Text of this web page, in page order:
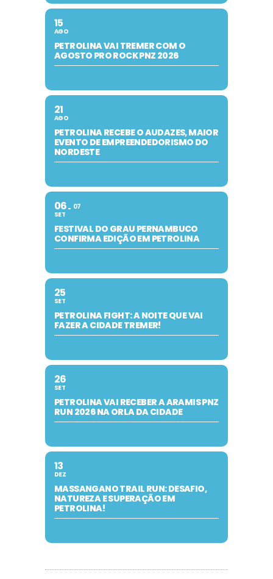
15
AGO
PETROLINA VAI TREMER COM O
AGOSTO PRO ROCK PNZ 2026
21
AGO
PETROLINA RECEBE O AUDAZES, MAIOR
EVENTO DE EMPREENDEDORISMO DO
NORDESTE
06
SET
07
FESTIVAL DO GRAU PERNAMBUCO
CONFIRMA EDIÇÃO EM PETROLINA
25
SET
PETROLINA FIGHT: A NOITE QUE VAI
FAZER A CIDADE TREMER!
26
SET
PETROLINA VAI RECEBER A ARAMIS PNZ
RUN 2026 NA ORLA DA CIDADE
13
DEZ
MASSANGANO TRAIL RUN: DESAFIO,
NATUREZA E SUPERAÇÃO EM
PETROLINA!